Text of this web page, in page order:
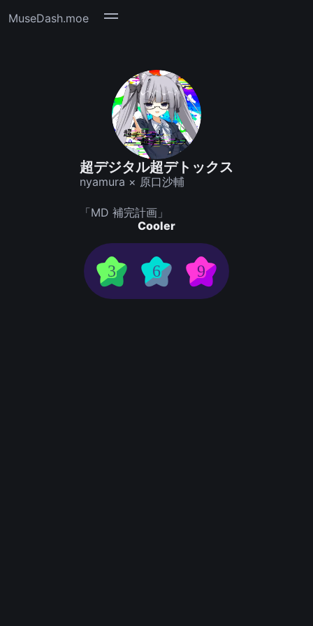
MuseDash.moe
超デジタル超デトックス
nyamura × 原口沙輔
「MD 補完計画」
Cooler
3 6 9